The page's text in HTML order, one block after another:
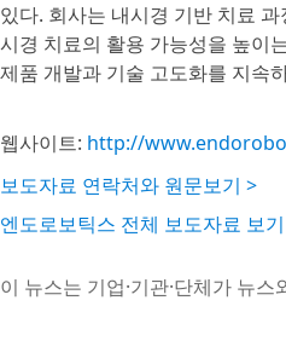
있다. 회사는 내시경 기반 치료
시경 치료의 활용 가능성을 높이
제품 개발과 기술 고도화를 지속
웹사이트: http://
보도자료 연락처와 원문보기 >
엔도로보틱스 전체 보도자료 보
이 뉴스는 기업·기관·단체가 뉴